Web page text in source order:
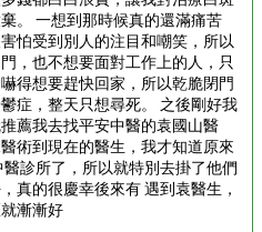
。 一想到那時候真的還滿痛苦
怕受到別人的注目和嘲笑，所以
，也不想要面對工作上的人，只
得想要趕快回家，所以乾脆閉門
症，整天只想尋死。 之後剛好我
薦我去找平安中醫的袁國山醫
術到現在的醫生，我才知道原來
診所了，所以就特別去掛了他們
真的很慶幸後來有 遇到袁醫生，
漸漸好